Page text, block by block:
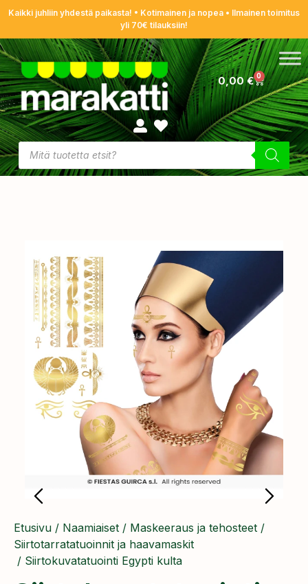
Kaikki juhliin yhdestä paikasta! • Kotimainen ja nopea • Ilmainen toimitus
yli 70€ tilauksiin!
0,00€ 0
Etusivu / Naamiaiset / Maskeeraus ja tehosteet /
Siirtotarratatuoinnit ja haavamaskit
/ Siirtokuvatatuointi Egypti kulta